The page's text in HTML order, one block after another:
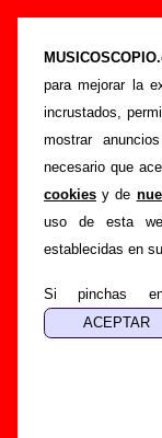
para mejorar la
incrustados,
mostrar
necesario que
cookies y de
uso de esta
establecidas en su
Si pinchas
“No vale
Chinarro
Portada >Sr.
No vale reírse de
Esta página
sobre lacanción
Sr. Chinarro .
información sobre
los que está
mismo, sobre
encuentras